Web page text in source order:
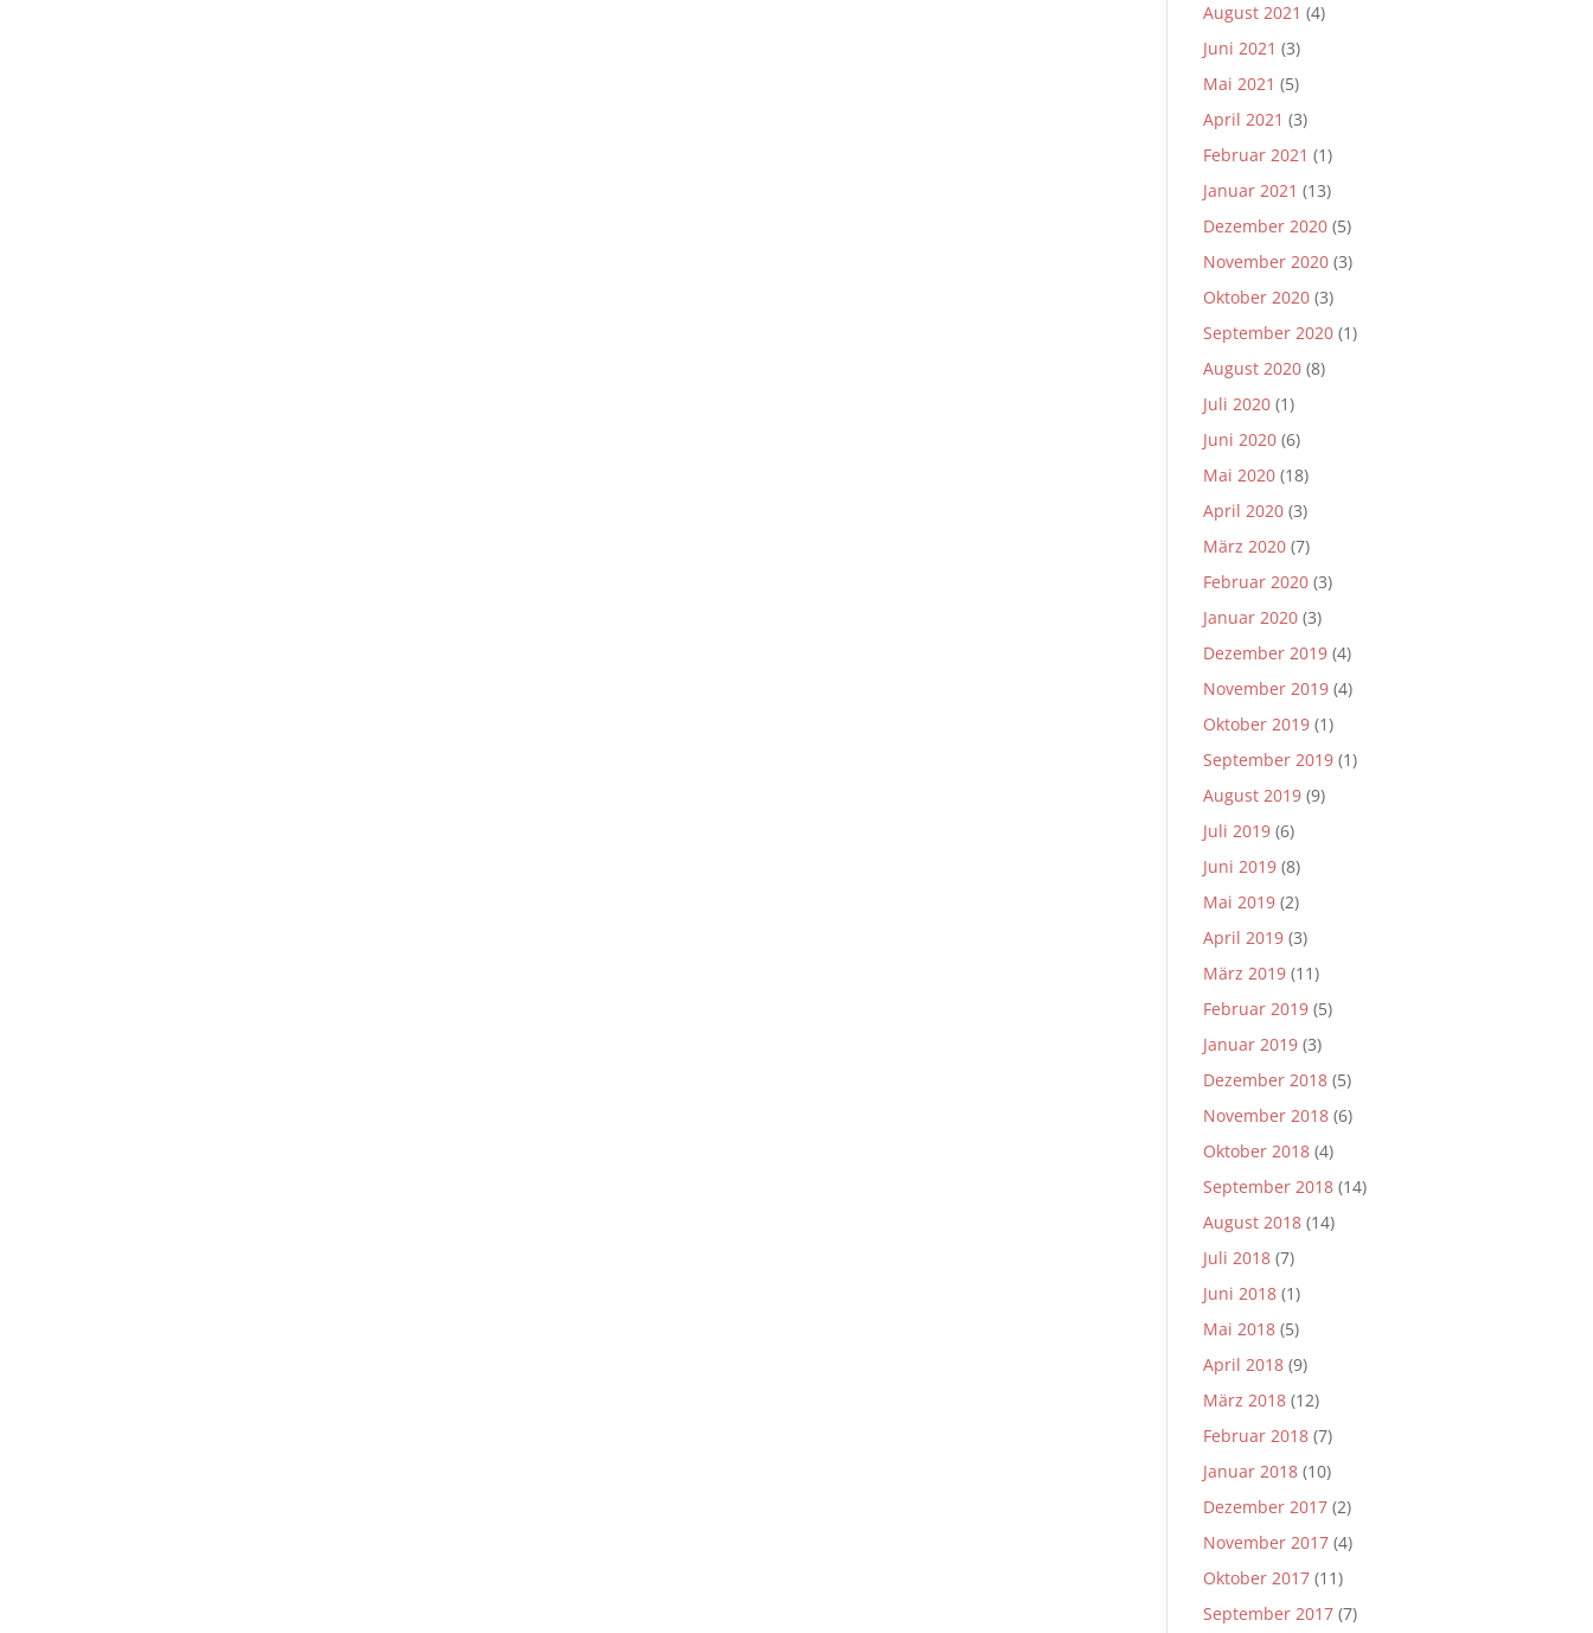
August 2021 (4)
Juni 2021 (3)
Mai 2021 (5)
April 2021 (3)
Februar 2021 (1)
Januar 2021 (13)
Dezember 2020 (5)
November 2020 (3)
Oktober 2020 (3)
September 2020 (1)
August 2020 (8)
Juli 2020 (1)
Juni 2020 (6)
Mai 2020 (18)
April 2020 (3)
März 2020 (7)
Februar 2020 (3)
Januar 2020 (3)
Dezember 2019 (4)
November 2019 (4)
Oktober 2019 (1)
September 2019 (1)
August 2019 (9)
Juli 2019 (6)
Juni 2019 (8)
Mai 2019 (2)
April 2019 (3)
März 2019 (11)
Februar 2019 (5)
Januar 2019 (3)
Dezember 2018 (5)
November 2018 (6)
Oktober 2018 (4)
September 2018 (14)
August 2018 (14)
Juli 2018 (7)
Juni 2018 (1)
Mai 2018 (5)
April 2018 (9)
März 2018 (12)
Februar 2018 (7)
Januar 2018 (10)
Dezember 2017 (2)
November 2017 (4)
Oktober 2017 (11)
September 2017 (7)